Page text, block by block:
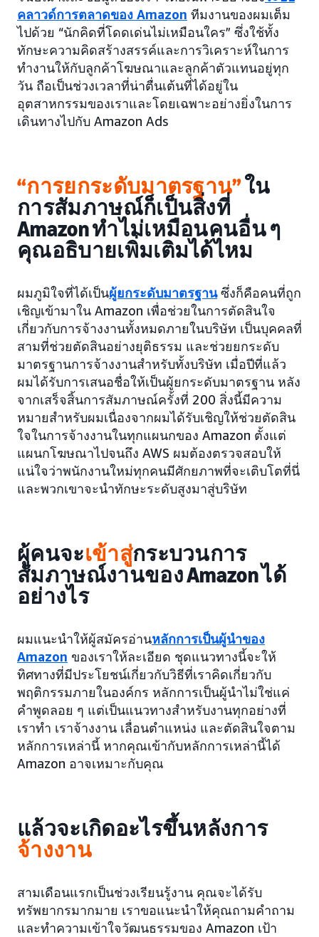
คลาวด์การตลาดของ Amazon ทีมงานของผมเต็ม
ไปด้วย “นักคิดที่โดดเด่นไม่เหมือนใคร” ซึ่งใช้ทั้ง
ทักษะความคิดสร้างสรรค์และการวิเคราะห์ในการ
ทำงานให้กับลูกค้าโฆษณาและลูกค้าตัวแทนอยู่ทุก
วัน ถือเป็นช่วงเวลาที่น่าตื่นเต้นที่ได้อยู่ใน
อุตสาหกรรมของเราและโดยเฉพาะอย่างยิ่งในการ
เดินทางไปกับ Amazon Ads
“การยกระดับมาตรฐาน”ใน
การสัมภาษณ์ก็เป็นสิ่งที่
Amazon ทำไม่เหมือนคนอื่น ๆ
คุณอธิบายเพิ่มเติมได้ไหม
ผมภูมิใจที่ได้เป็นผู้ยกระดับมาตรฐานซึ่งก็คือคนที่ถูก
เชิญเข้ามาใน Amazon เพื่อช่วยในการตัดสินใจ
เกี่ยวกับการจ้างงานทั้งหมดภายในบริษัท เป็นบุคคลที่
สามที่ช่วยตัดสินอย่างยุติธรรม และช่วยยกระดับ
มาตรฐานการจ้างงานสำหรับทั้งบริษัท เมื่อปีที่แล้ว
ผมได้รับการเสนอชื่อให้เป็นผู้ยกระดับมาตรฐาน หลัง
จากเสร็จสิ้นการสัมภาษณ์ครั้งที่ 200 สิ่งนี้มีความ
หมายสำหรับผมเนื่องจากผมได้รับเชิญให้ช่วยตัดสิน
ใจในการจ้างงานในทุกแผนกของ Amazon ตั้งแต่
แผนกโฆษณาไปจนถึง AWS ผมต้องตรวจสอบให้
แน่ใจว่าพนักงานใหม่ทุกคนมีศักยภาพที่จะเติบโตที่นี่
และพวกเขาจะนำทักษะระดับสูงมาสู่บริษัท
ผู้คนจะเข้าสู่กระบวนการ
สัมภาษณ์งานของ Amazon ได้
อย่างไร
ผมแนะนำให้ผู้สมัครอ่านหลักการเป็นผู้นำของ
Amazon ของเราให้ละเอียด ชุดแนวทางนี้จะให้
ทิศทางที่มีประโยชน์เกี่ยวกับวิธีที่เราคิดเกี่ยวกับ
พฤติกรรมภายในองค์กร หลักการเป็นผู้นำไม่ใช่แค่
คำพูดลอย ๆ แต่เป็นแนวทางสำหรับงานทุกอย่างที่
เราทำ เราจ้างงาน เลื่อนตำแหน่ง และตัดสินใจตาม
หลักการเหล่านี้ หากคุณเข้ากับหลักการเหล่านี้ได้
Amazon อาจเหมาะกับคุณ
แล้วจะเกิดอะไรขึ้นหลังการ
จ้างงาน
สามเดือนแรกเป็นช่วงเรียนรู้งาน คุณจะได้รับ
ทรัพยากรมากมาย เราขอแนะนำให้คุณถามคำถาม
และทำความเข้าใจวัฒนธรรมของ Amazon เป้า